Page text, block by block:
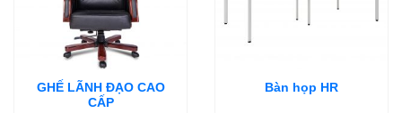
GHẾ LÃNH ĐẠO CAO
CẤP
Bàn họp HR